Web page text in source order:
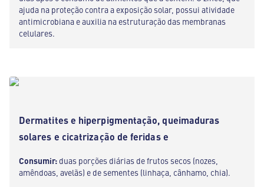
ajuda na proteção contra a exposição solar, possui atividade
antimicrobiana e auxilia na estruturação das membranas
celulares.
Dermatites e hiperpigmentação, queimaduras
solares e cicatrização de feridas e
Consumir: duas porções diárias de frutos secos (nozes,
amêndoas, avelãs) e de sementes (linhaça, cânhamo, chia).